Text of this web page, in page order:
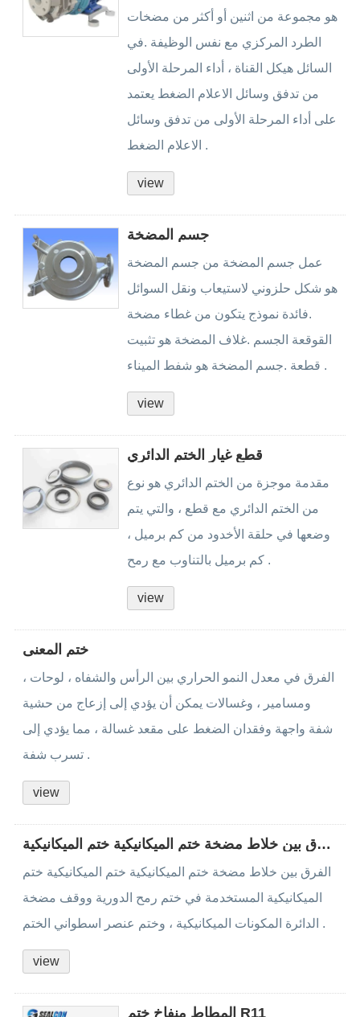
هو مجموعة من اثنين أو أكثر من مضخات
الطرد المركزي مع نفس الوظيفة .في
السائل هيكل القناة ، أداء المرحلة الأولى
من تدفق وسائل الاعلام الضغط يعتمد
على أداء المرحلة الأولى من تدفق وسائل
الاعلام الضغط .
view
جسم المضخة
عمل جسم المضخة من جسم المضخة
هو شكل حلزوني لاستيعاب ونقل السوائل
.فائدة نموذج يتكون من غطاء مضخة
القوقعة الجسم .غلاف المضخة هو تثبيت
قطعة .جسم المضخة هو شفط الميناء .
view
قطع غيار الختم الدائري
مقدمة موجزة من الختم الدائري هو نوع
من الختم الدائري مع قطع ، والتي يتم
وضعها في حلقة الأخدود من كم برميل ،
كم برميل بالتناوب مع رمح .
view
ختم المعنى
الفرق في معدل النمو الحراري بين الرأس والشفاه ، لوحات ،
ومسامير ، وغسالات يمكن أن يؤدي إلى إزعاج من حشية
شفة واجهة وفقدان الضغط على مقعد غسالة ، مما يؤدي إلى
تسرب شفة .
view
الفرق بين خلاط مضخة ختم الميكانيكية ختم الميكانيكية
الفرق بين خلاط مضخة ختم الميكانيكية ختم الميكانيكية ختم
الميكانيكية المستخدمة في ختم رمح الدورية ووقف مضخة
الدائرة المكونات الميكانيكية ، وختم عنصر اسطواني الختم .
view
المطاط منفاخ ختم R11